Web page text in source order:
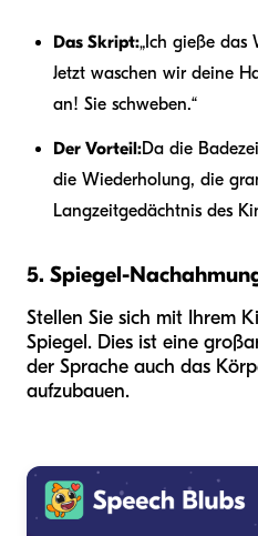
Das Skript:„Ich gieße das
Jetzt waschen wir deine
an! Sie schweben.“
Der Vorteil:Da die
die Wiederholung, die
Langzeitgedächtnis des
5. Spiegel-
Stellen Sie sich mit Ihrem
Spiegel. Dies ist eine
der Sprache auch das
aufzubauen.